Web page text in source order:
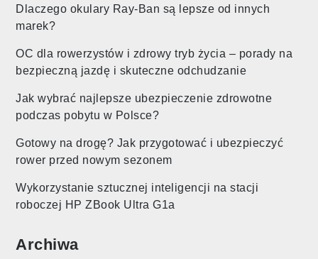
Dlaczego okulary Ray-Ban są lepsze od innych
marek?
OC dla rowerzystów i zdrowy tryb życia – porady na
bezpieczną jazdę i skuteczne odchudzanie
Jak wybrać najlepsze ubezpieczenie zdrowotne
podczas pobytu w Polsce?
Gotowy na drogę? Jak przygotować i ubezpieczyć
rower przed nowym sezonem
Wykorzystanie sztucznej inteligencji na stacji
roboczej HP ZBook Ultra G1a
Archiwa